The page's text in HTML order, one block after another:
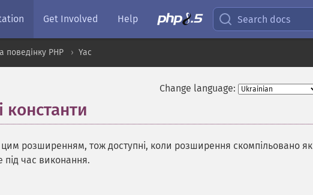
Get Involved Help Search docs
поведінку PHP Yac
Change language:
розширенням, тож доступні, коли розширення скомпільовано як
під час виконання.